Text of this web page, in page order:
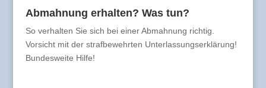
Abmahnung erhalten? Was tun?
So verhalten Sie sich bei einer Abmahnung richtig.
Vorsicht mit der strafbewehrten Unterlassungserklärung!
Bundesweite Hilfe!